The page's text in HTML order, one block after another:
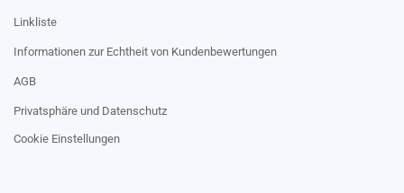
Linkliste
Informationen zur Echtheit von Kundenbewertungen
AGB
Privatsphäre und Datenschutz
Cookie Einstellungen